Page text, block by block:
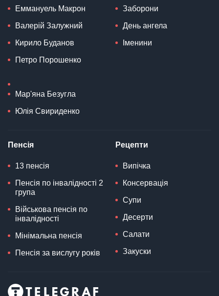
Еммануель Макрон
Валерій Залужний
Кирило Буданов
Петро Порошенко
Мар'яна Безугла
Юлія Свириденко
Заборони
День ангела
Іменини
Пенсія
13 пенсія
Пенсія по інвалідності 2
група
Військова пенсія по
інвалідності
Мінімальна пенсія
Пенсія за вислугу років
Рецепти
Випічка
Консервація
Супи
Десерти
Салати
Закуски